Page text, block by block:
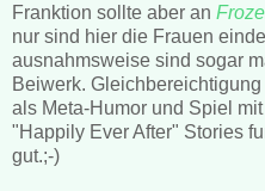
Franktion sollte aber an
nur sind hier die Frauen
ausnahmsweise sind sogar
Beiwerk.
als Meta-Humor und Spiel
"Happily Ever After" Stories
gut.;-)